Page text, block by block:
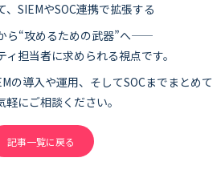
SIEMやSOC連携で拡張する
“攻めるための武器”へ――
担当者に求められる視点です。
導入や運用、そしてSOCまでまとめて
にご相談ください。
記事一覧に戻る